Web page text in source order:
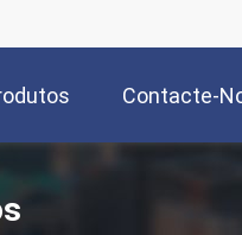
Contacte-